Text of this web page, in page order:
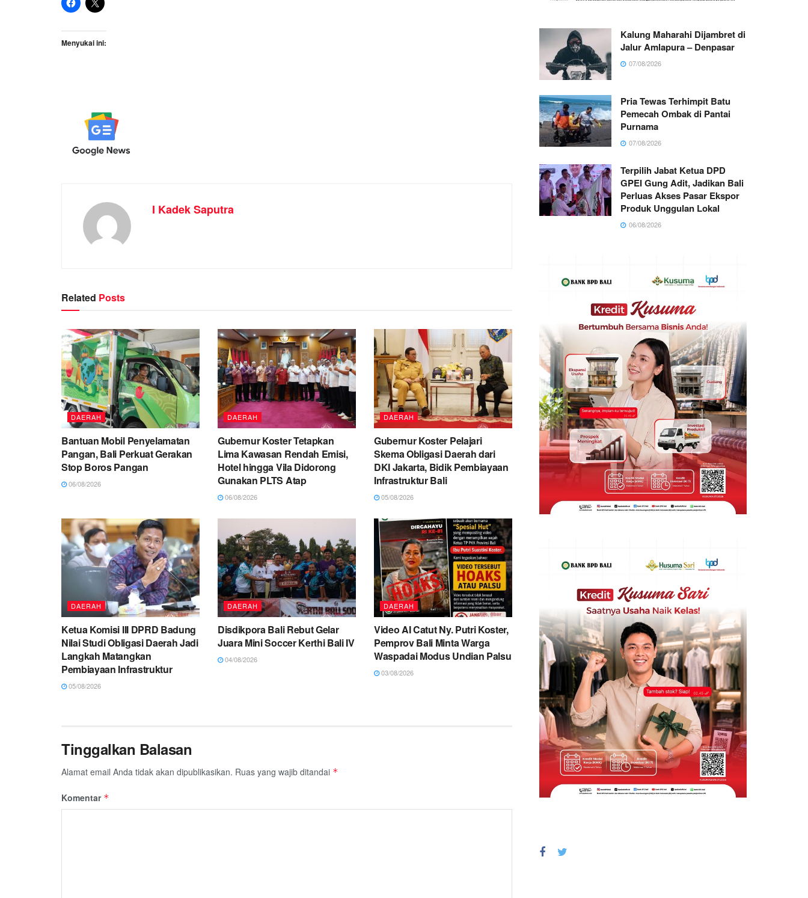
Menyukai ini:
I Kadek Saputra
Related Posts
DAERAH
Bantuan Mobil Penyelamatan
Pangan, Bali Perkuat Gerakan
Stop Boros Pangan
06/08/2026
DAERAH
Gubernur Koster Tetapkan
Lima Kawasan Rendah Emisi,
Hotel hingga Vila Didorong
Gunakan PLTS Atap
06/08/2026
DAERAH
Gubernur Koster Pelajari
Skema Obligasi Daerah dari
DKI Jakarta, Bidik Pembiayaan
Infrastruktur Bali
05/08/2026
DAERAH
Ketua Komisi III DPRD Badung
Nilai Studi Obligasi Daerah Jadi
Langkah Matangkan
Pembiayaan Infrastruktur
05/08/2026
DAERAH
Disdikpora Bali Rebut Gelar
Juara Mini Soccer Kerthi Bali IV
04/08/2026
DAERAH
Video AI Catut Ny. Putri Koster,
Pemprov Bali Minta Warga
Waspadai Modus Undian Palsu
03/08/2026
Tinggalkan Balasan
Alamat email Anda tidak akan dipublikasikan. Ruas yang wajib ditandai *
Komentar *
Kalung Maharahi Dijambret di
Jalur Amlapura – Denpasar
07/08/2026
Pria Tewas Terhimpit Batu
Pemecah Ombak di Pantai
Purnama
07/08/2026
Terpilih Jabat Ketua DPD
GPEI Gung Adit, Jadikan Bali
Perluas Akses Pasar Ekspor
Produk Unggulan Lokal
06/08/2026